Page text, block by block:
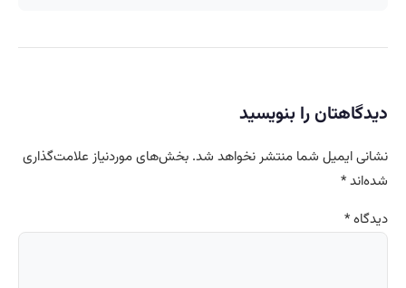
دیدگاهتان را بنویسید
نشانی ایمیل شما منتشر نخواهد شد. بخش‌های موردنیاز علامت‌گذاری
شده‌اند*
دیدگاه*